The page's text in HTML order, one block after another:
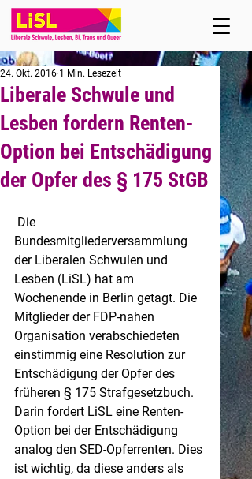
Liberale Schwule und
Lesben fordern Renten-
Option bei Entschädigung
der Opfer des § 175 StGB
24. Okt. 2016 1 Min. Lesezeit
Bundesmitgliederversammlung
der Liberalen Schwulen und
Lesben (LiSL) hat am
Wochenende in Berlin getagt. Die
Mitglieder der FDP-nahen
Organisation verabschiedeten
einstimmig eine Resolution zur
Entschädigung der Opfer des
früheren § 175 Strafgesetzbuch.
Darin fordert LiSL eine Renten-
Option bei der Entschädigung
analog den SED-Opferrenten. Dies
ist wichtig, da diese anders als